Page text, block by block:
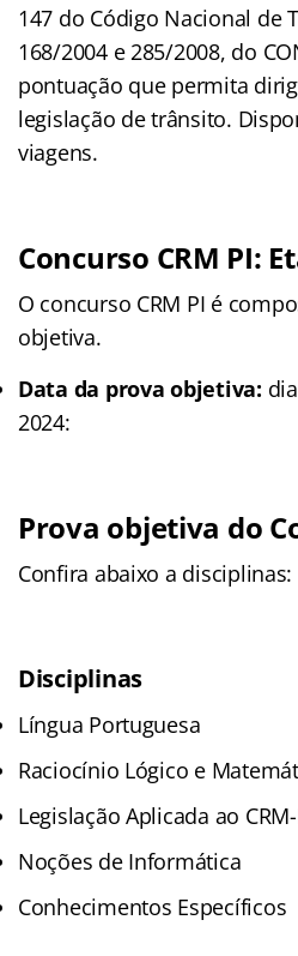
147 do Código Nacional de
168/2004 e 285/2008, do
pontuação que permita
legislação de trânsito.
viagens.
Concurso CRM PI:
O concurso CRM PI é
objetiva.
Data da prova objetiva:
2024:
Prova objetiva do
Confira abaixo a disciplinas:
Disciplinas
Língua Portuguesa
Raciocínio Lógico e
Legislação Aplicada ao
Noções de Informática
Conhecimentos Específicos